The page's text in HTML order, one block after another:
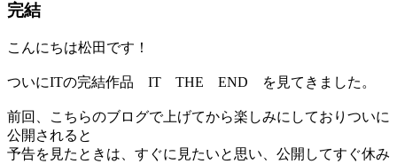
完結
こんにちは松田です！
ついにITの完結作品 IT THE END を見てきました。
前回、こちらのブログで上げてから楽しみにしておりついに
公開されると
予告を見たときは、すぐに見たいと思い、公開してすぐ休み